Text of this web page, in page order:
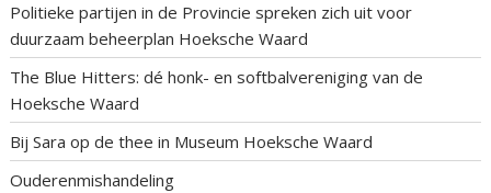
Politieke partijen in de Provincie spreken zich uit voor
duurzaam beheerplan Hoeksche Waard
The Blue Hitters: dé honk- en softbalvereniging van de
Hoeksche Waard
Bij Sara op de thee in Museum Hoeksche Waard
Ouderenmishandeling